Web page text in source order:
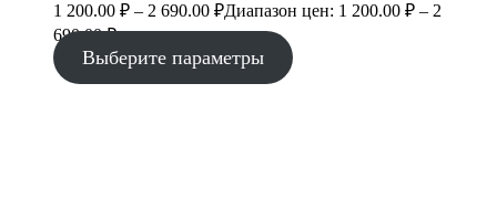
1 200.00 ₽ – 2 690.00 ₽Диапазон цен: 1 200.00 ₽ – 2
690.00 ₽
Выберите параметры